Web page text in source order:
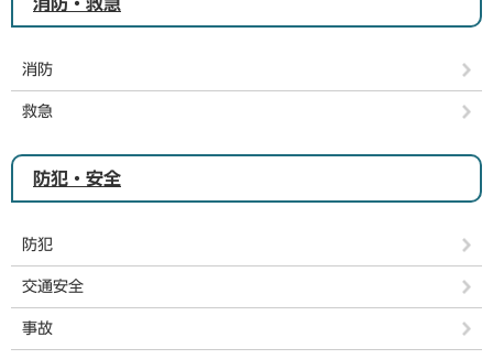
消防
救急
防犯・安全
防犯
交通安全
事故